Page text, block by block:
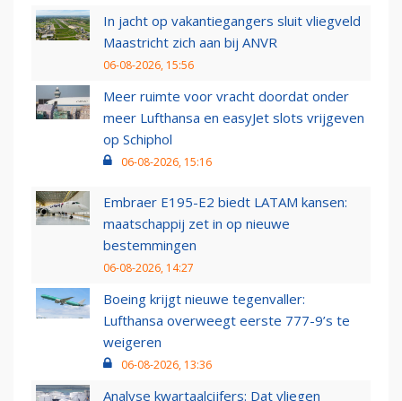
In jacht op vakantiegangers sluit vliegveld
Maastricht zich aan bij ANVR
06-08-2026, 15:56
Meer ruimte voor vracht doordat onder
meer Lufthansa en easyJet slots vrijgeven
op Schiphol
06-08-2026, 15:16
Embraer E195-E2 biedt LATAM kansen:
maatschappij zet in op nieuwe
bestemmingen
06-08-2026, 14:27
Boeing krijgt nieuwe tegenvaller:
Lufthansa overweegt eerste 777-9’s te
weigeren
06-08-2026, 13:36
Analyse kwartaalcijfers: Dat vliegen